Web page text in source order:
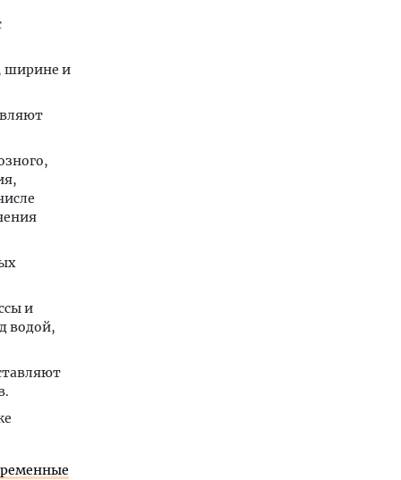
ширине и
и
водой,